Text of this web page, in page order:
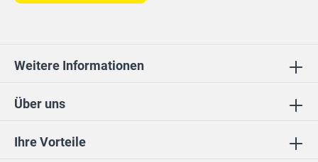
Ihre Vorteile
Über uns
Weitere Informationen